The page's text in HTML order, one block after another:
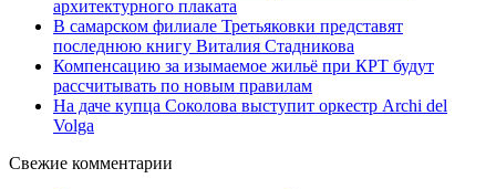
архитектурного плаката
В самарском филиале Третьяковки представят
последнюю книгу Виталия Стадникова
Компенсацию за изымаемое жильё при КРТ будут
рассчитывать по новым правилам
На даче купца Соколова выступит оркестр Archi del
Volga
Свежие комментарии